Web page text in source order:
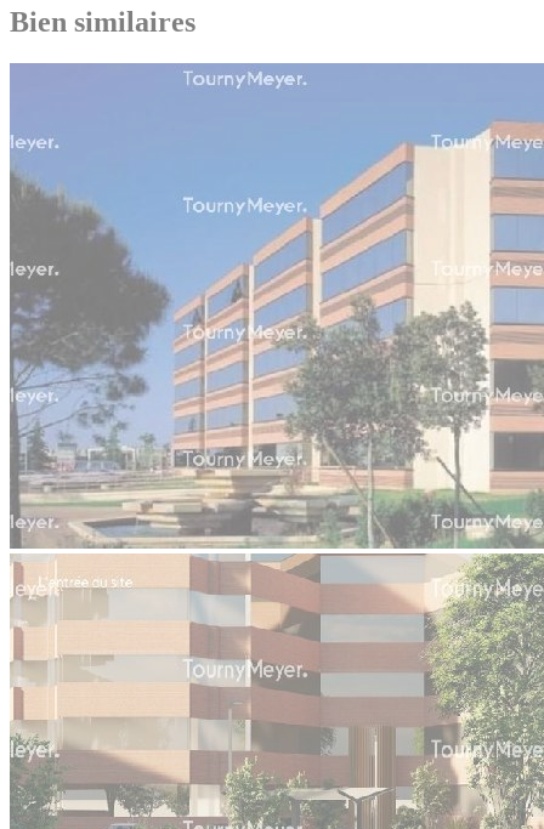
Bien similaires